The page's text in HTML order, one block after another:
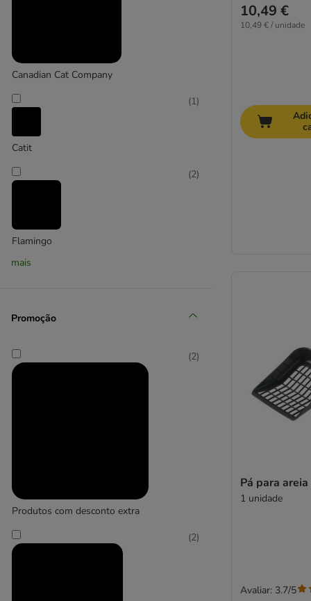
Canadian Cat Company
Catit
(1)
Flamingo
(2)
(6)
No Brand
mais
Promoção
Produtos com desconto extra
(2)
(2)
10,49 €
10,49 € / unidade
Pá para
1 unidade
Avaliar: 3.7/5